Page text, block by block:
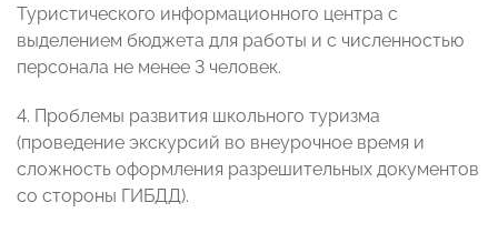
Туристического информационного центра с
выделением бюджета для работы и с численностью
персонала не менее 3 человек.
4. Проблемы развития школьного туризма
(проведение экскурсий во внеурочное время и
сложность оформления разрешительных документов
со стороны ГИБДД).